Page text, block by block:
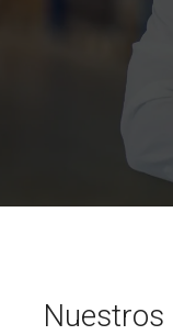
Nuestros